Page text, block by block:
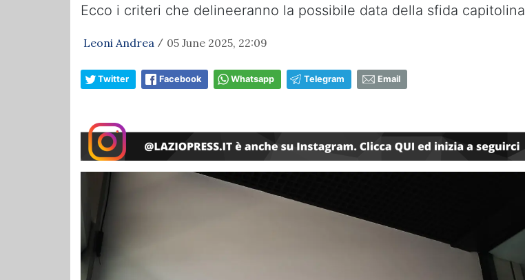
Ecco i criteri che delineeranno la possibile data della sfida capitolina
Leoni Andrea / 05 June 2025, 22:09
Twitter Facebook Whatsapp Telegram Email